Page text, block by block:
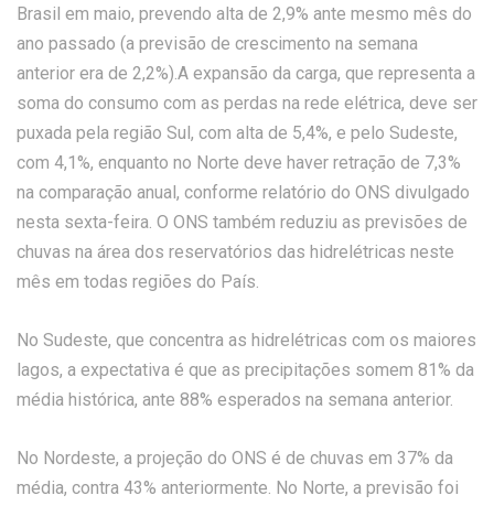
Brasil em maio, prevendo alta de 2,9% ante mesmo mês do
ano passado (a previsão de crescimento na semana
anterior era de 2,2%).A expansão da carga, que representa a
soma do consumo com as perdas na rede elétrica, deve ser
puxada pela região Sul, com alta de 5,4%, e pelo Sudeste,
com 4,1%, enquanto no Norte deve haver retração de 7,3%
na comparação anual, conforme relatório do ONS divulgado
nesta sexta-feira. O ONS também reduziu as previsões de
chuvas na área dos reservatórios das hidrelétricas neste
mês em todas regiões do País.
No Sudeste, que concentra as hidrelétricas com os maiores
lagos, a expectativa é que as precipitações somem 81% da
média histórica, ante 88% esperados na semana anterior.
No Nordeste, a projeção do ONS é de chuvas em 37% da
média, contra 43% anteriormente. No Norte, a previsão foi